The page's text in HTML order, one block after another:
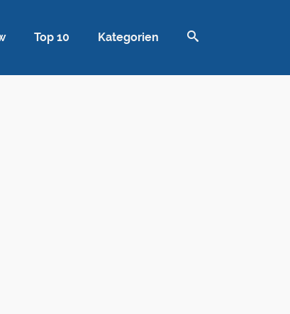
Top 10 Kategorien